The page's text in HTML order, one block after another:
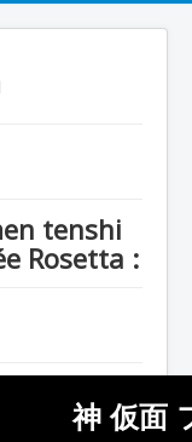
tenshi
Rosetta :
神 仮面